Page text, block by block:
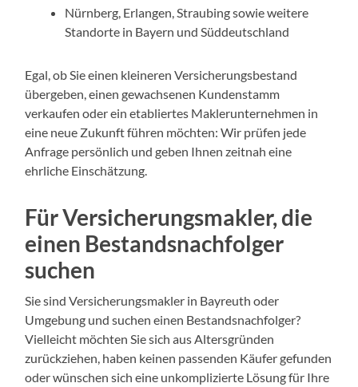
Nürnberg, Erlangen, Straubing sowie weitere
Standorte in Bayern und Süddeutschland
Egal, ob Sie einen kleineren Versicherungsbestand
übergeben, einen gewachsenen Kundenstamm
verkaufen oder ein etabliertes Maklerunternehmen in
eine neue Zukunft führen möchten: Wir prüfen jede
Anfrage persönlich und geben Ihnen zeitnah eine
ehrliche Einschätzung.
Für Versicherungsmakler, die
einen Bestandsnachfolger
suchen
Sie sind Versicherungsmakler in Bayreuth oder
Umgebung und suchen einen Bestandsnachfolger?
Vielleicht möchten Sie sich aus Altersgründen
zurückziehen, haben keinen passenden Käufer gefunden
oder wünschen sich eine unkomplizierte Lösung für Ihre